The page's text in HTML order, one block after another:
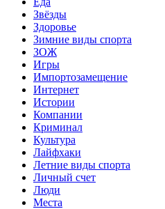
Звёзды
Здоровье
Зимние виды спорта
ЗОЖ
Игры
Импортозамещение
Интернет
Истории
Компании
Криминал
Культура
Лайфхаки
Летние виды спорта
Личный счет
Люди
Места